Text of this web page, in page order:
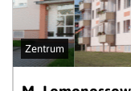
Zentrum